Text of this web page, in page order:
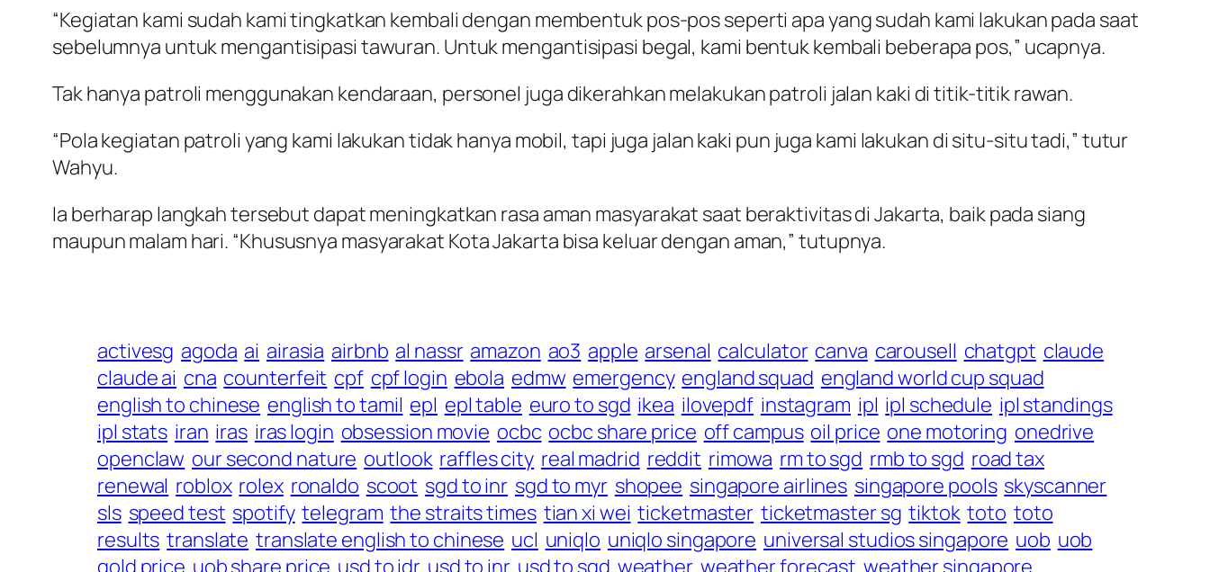
“Kegiatan kami sudah kami tingkatkan kembali dengan membentuk pos-pos seperti apa yang sudah kami lakukan pada saat
sebelumnya untuk mengantisipasi tawuran. Untuk mengantisipasi begal, kami bentuk kembali beberapa pos,” ucapnya.
Tak hanya patroli menggunakan kendaraan, personel juga dikerahkan melakukan patroli jalan kaki di titik-titik rawan.
“Pola kegiatan patroli yang kami lakukan tidak hanya mobil, tapi juga jalan kaki pun juga kami lakukan di situ-situ tadi,” tutur
Wahyu.
Ia berharap langkah tersebut dapat meningkatkan rasa aman masyarakat saat beraktivitas di Jakarta, baik pada siang
maupun malam hari. “Khususnya masyarakat Kota Jakarta bisa keluar dengan aman,” tutupnya.
activesg agoda ai airasia airbnb al nassr amazon ao3 apple arsenal calculator canva carousell chatgpt claude
claude ai cna counterfeit cpf cpf login ebola edmw emergency england squad england world cup squad
english to chinese english to tamil epl epl table euro to sgd ikea ilovepdf instagram ipl ipl schedule ipl standings
ipl stats iran iras iras login obsession movie ocbc ocbc share price off campus oil price one motoring onedrive
openclaw our second nature outlook raffles city real madrid reddit rimowa rm to sgd rmb to sgd road tax
renewal roblox rolex ronaldo scoot sgd to inr sgd to myr shopee singapore airlines singapore pools skyscanner
sls speed test spotify telegram the straits times tian xi wei ticketmaster ticketmaster sg tiktok toto toto
results translate translate english to chinese ucl uniqlo uniqlo singapore universal studios singapore uob uob
gold price uob share price usd to idr usd to inr usd to sgd weather weather forecast weather singapore